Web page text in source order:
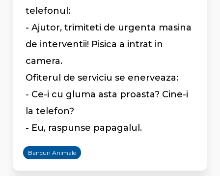
telefonul:
- Ajutor, trimiteti de urgenta masina
de interventii! Pisica a intrat in
camera.
Ofiterul de serviciu se enerveaza:
- Ce-i cu gluma asta proasta? Cine-i
la telefon?
- Eu, raspunse papagalul.
Bancuri Animale